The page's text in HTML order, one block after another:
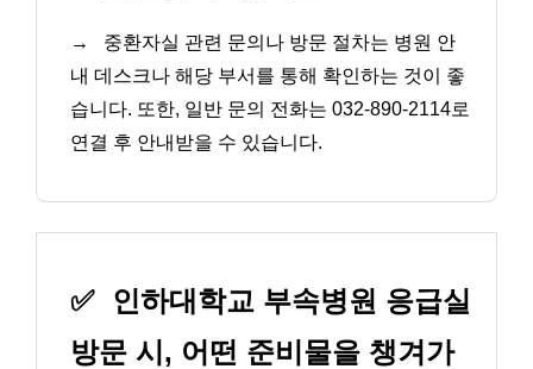
→
중환자실 관련 문의나 방문 절차는 병원 안
내 데스크나 해당 부서를 통해 확인하는 것이 좋
습니다. 또한, 일반 문의 전화는 032-890-2114로
연결 후 안내받을 수 있습니다.
✅
인하대학교 부속병원 응급실
방문 시, 어떤 준비물을 챙겨가